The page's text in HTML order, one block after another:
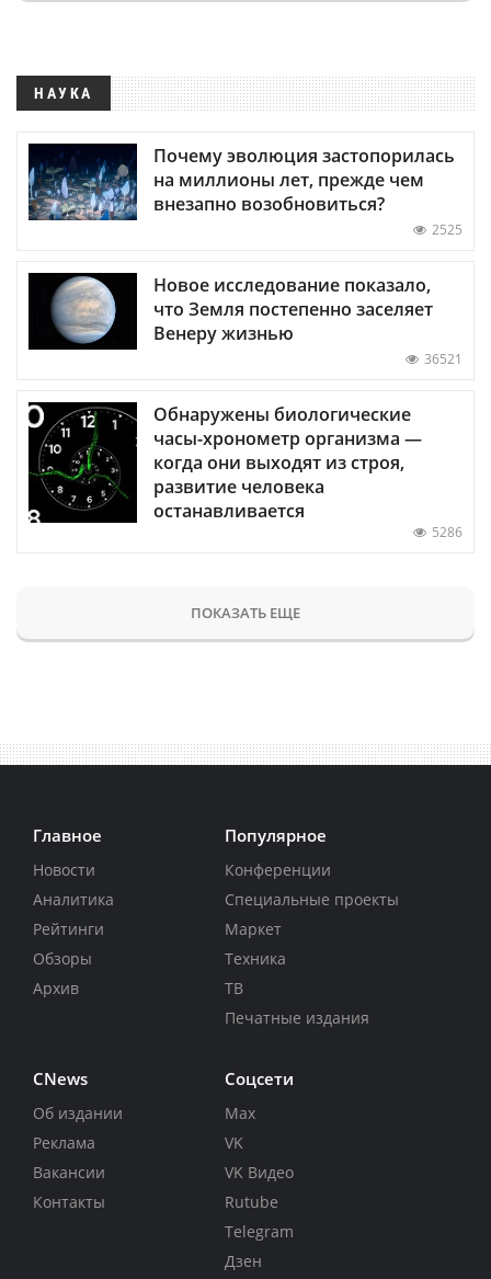
НАУКА
Почему эволюция застопорилась
на миллионы лет, прежде чем
внезапно возобновиться?
2525
Новое исследование показало,
что Земля постепенно заселяет
Венеру жизнью
36521
Обнаружены биологические
часы-хронометр организма —
когда они выходят из строя,
развитие человека
останавливается
5286
ПОКАЗАТЬ ЕЩЕ
Главное
Новости
Аналитика
Рейтинги
Обзоры
Архив
Популярное
Конференции
Специальные проекты
Маркет
Техника
ТВ
Печатные издания
CNews
Об издании
Реклама
Вакансии
Контакты
Соцсети
Max
VK
VK Видео
Rutube
Telegram
Дзен